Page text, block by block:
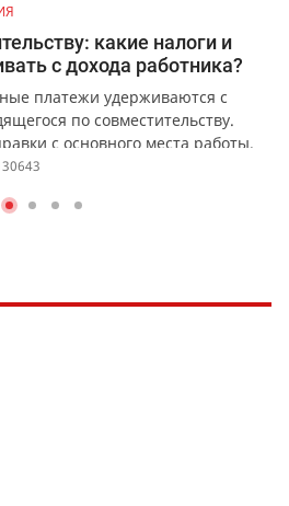
какие налоги и
с дохода работника?
платежи удерживаются с
по совместительству.
с основного места работы.